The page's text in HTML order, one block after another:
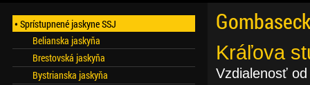
Kráľova
Vzdialenosť
Sprístupnené jaskyne SSJ
Belianska jaskyňa
Brestovská jaskyňa
Bystrianska jaskyňa